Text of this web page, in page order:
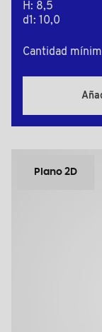
H: 8,5
d1: 10,0
Cantidad
Plano 2D